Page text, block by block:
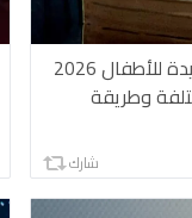
تردد قناة توم وجيري الجديدة للأطفال 2026
وطريقة
شارك